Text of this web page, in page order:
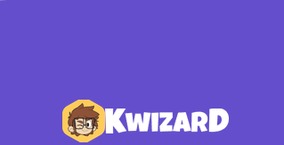
Podnožje